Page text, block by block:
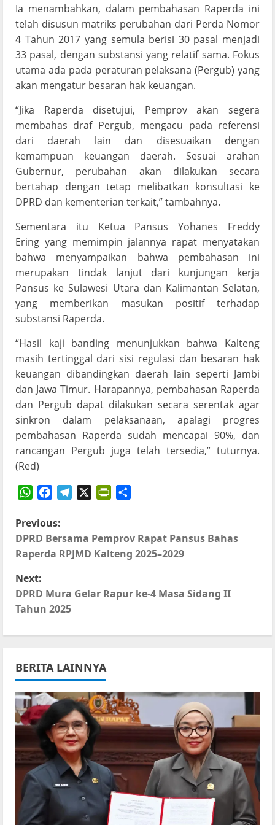
Ia menambahkan, dalam pembahasan Raperda ini
telah disusun matriks perubahan dari Perda Nomor
4 Tahun 2017 yang semula berisi 30 pasal menjadi
33 pasal, dengan substansi yang relatif sama. Fokus
utama ada pada peraturan pelaksana (Pergub) yang
akan mengatur besaran hak keuangan.
“Jika Raperda disetujui, Pemprov akan segera
membahas draf Pergub, mengacu pada referensi
dari daerah lain dan disesuaikan dengan
kemampuan keuangan daerah. Sesuai arahan
Gubernur, perubahan akan dilakukan secara
bertahap dengan tetap melibatkan konsultasi ke
DPRD dan kementerian terkait,” tambahnya.
Sementara itu Ketua Pansus Yohanes Freddy
Ering yang memimpin jalannya rapat menyatakan
bahwa menyampaikan bahwa pembahasan ini
merupakan tindak lanjut dari kunjungan kerja
Pansus ke Sulawesi Utara dan Kalimantan Selatan,
yang memberikan masukan positif terhadap
substansi Raperda.
“Hasil kaji banding menunjukkan bahwa Kalteng
masih tertinggal dari sisi regulasi dan besaran hak
keuangan dibandingkan daerah lain seperti Jambi
dan Jawa Timur. Harapannya, pembahasan Raperda
dan Pergub dapat dilakukan secara serentak agar
sinkron dalam pelaksanaan, apalagi progres
pembahasan Raperda sudah mencapai 90%, dan
rancangan Pergub juga telah tersedia,” tuturnya.
(Red)
P
o
s
t
n
v
i
g
a
t
i
Previous:
DPRD Bersama Pemprov Rapat Pansus Bahas
Raperda RPJMD Kalteng 2025–2029
Next:
DPRD Mura Gelar Rapur ke-4 Masa Sidang II
Tahun 2025
BERITA LAINNYA